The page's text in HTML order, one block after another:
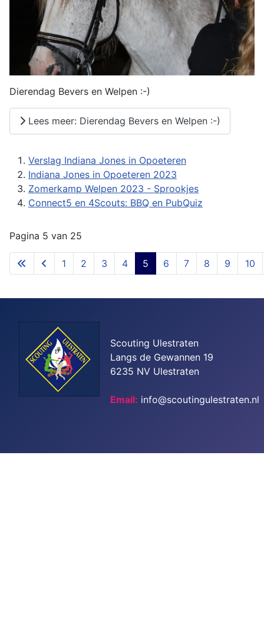
Dierendag Bevers en Welpen :-)
Lees meer: Dierendag Bevers en Welpen :-)
Verslag Indiana Jones in Opoeteren
Indiana Jones in Opoeteren 2023
Zomerkamp Welpen 2023 - Sprookjes
Connect5 en 4Scouts: BBQ en PubQuiz
Pagina 5 van 25
1 2 3 4 5 6 7 8 9 10
Scouting Ulestraten
Langs de Gewannen 19
6235 NV Ulestraten
Email: info@scoutingulestraten.nl